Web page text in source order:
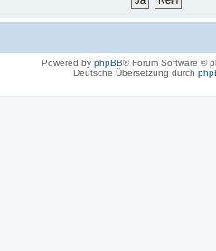
Powered by phpBB® Forum Software ©
Deutsche Übersetzung durch